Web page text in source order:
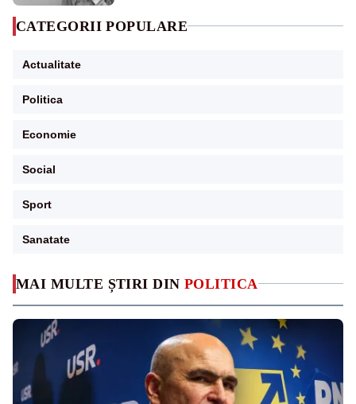
MAI MULTE ȘTIRI DIN POLITICA
CATEGORII POPULARE
Actualitate
Politica
Economie
Social
Sport
Sanatate